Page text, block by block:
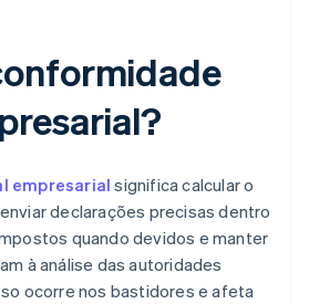
empresarial significa calcular o
declarações precisas dentro
quando devidos e manter
à análise das autoridades
ocorre nos bastidores e afeta